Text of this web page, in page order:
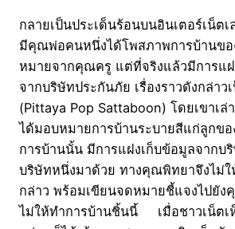
กลายเป็นประเด็นร้อนบนอินเตอร์เน็ต
มีคุณพ่อคนหนึ่งได้โพสภาพการบ้านข
หมายจากคุณครู แต่ที่จริงแล้วมีการแฝ
จากบริษัทประกันภัย เรื่องราวดังกล่า
(Pittaya Pop Sattaboon) โดยเขาเล่
ได้มอบหมายการบ้านระบายสีแก่ลูกขอ
การบ้านนั้น มีการแฝงเก็บข้อมูลจากบ
บริษัทหนึ่งมาด้วย ทางคุณพิทยาจึงไม่ใ
กล่าว พร้อมเขียนจดหมายชี้แจงไปยัง
ไม่ให้ทำการบ้านชิ้นนี้ เมื่อชาวเน็ตเ